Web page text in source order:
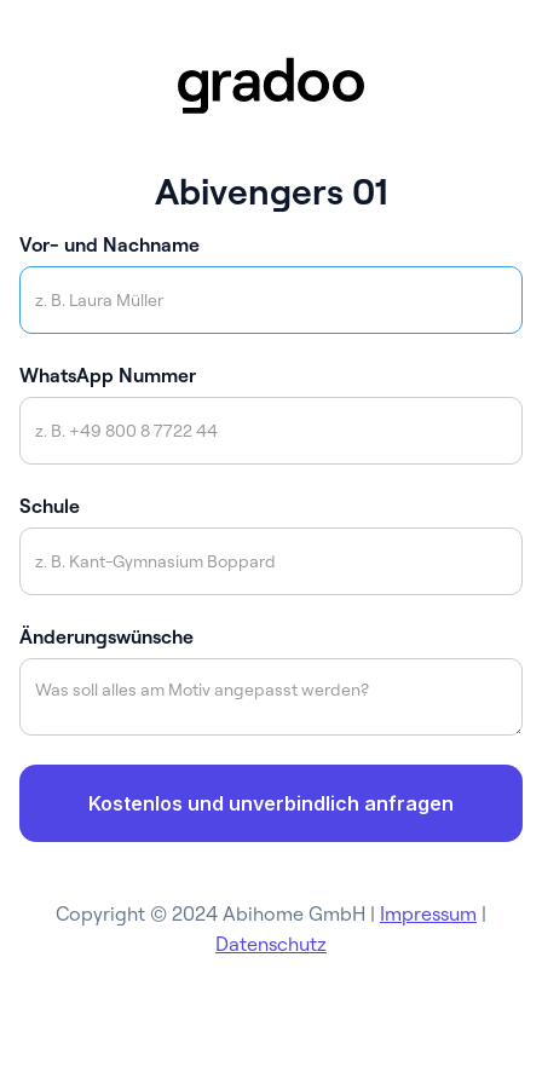
Abivengers 01
Vor- und Nachname
WhatsApp Nummer
Schule
Änderungswünsche
Copyright © 2024 Abihome GmbH | Impressum |
Datenschutz